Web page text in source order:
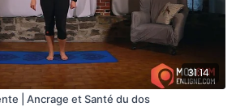
31:14
| Ancrage et Santé du dos